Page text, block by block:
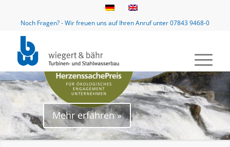
Noch Fragen? - Wir freuen uns auf Ihren Anruf unter 07843 9468-0
Mehr erfahren »